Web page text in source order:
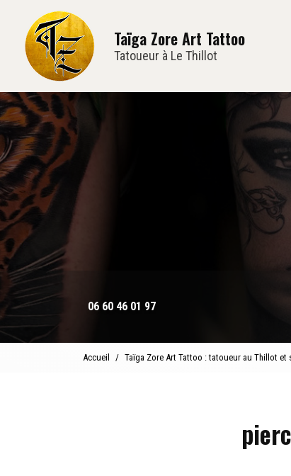
contenu
principal
Taïga Zore Art Tattoo
Tatoueur à Le Thillot
06 60 46 01 97
Accueil Taïga Zore Art Tattoo : tatoueur au Thillot et